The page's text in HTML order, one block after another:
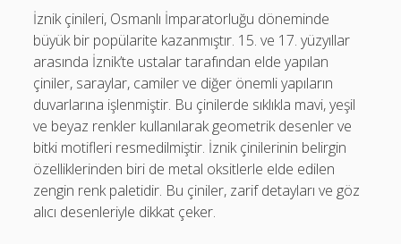
İznik çinileri, Osmanlı İmparatorluğu döneminde
büyük bir popülarite kazanmıştır. 15. ve 17. yüzyıllar
arasında İznik’te ustalar tarafından elde yapılan
çiniler, saraylar, camiler ve diğer önemli yapıların
duvarlarına işlenmiştir. Bu çinilerde sıklıkla mavi, yeşil
ve beyaz renkler kullanılarak geometrik desenler ve
bitki motifleri resmedilmiştir. İznik çinilerinin belirgin
özelliklerinden biri de metal oksitlerle elde edilen
zengin renk paletidir. Bu çiniler, zarif detayları ve göz
alıcı desenleriyle dikkat çeker.